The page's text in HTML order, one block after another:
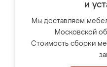
и
Мы доставляем
Московской
Стоимость сборки